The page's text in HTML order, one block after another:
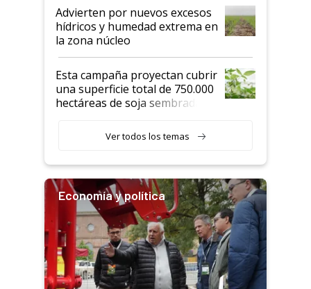
Advierten por nuevos excesos
hídricos y humedad extrema en
la zona núcleo
Esta campaña proyectan cubrir
una superficie total de 750.000
hectáreas de soja sembradas
variedades que marcan un
salto tecnológico en genética y
Ver todos los temas
Economía y política